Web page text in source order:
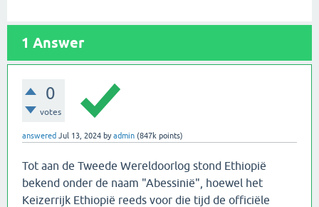
1 Answer
0
votes
answered Jul 13, 2024 byadmin (847k points)
Tot aan de Tweede Wereldoorlog stond Ethiopië
bekend onder de naam "Abessinië", hoewel het
Keizerrijk Ethiopië reeds voor die tijd de officiële